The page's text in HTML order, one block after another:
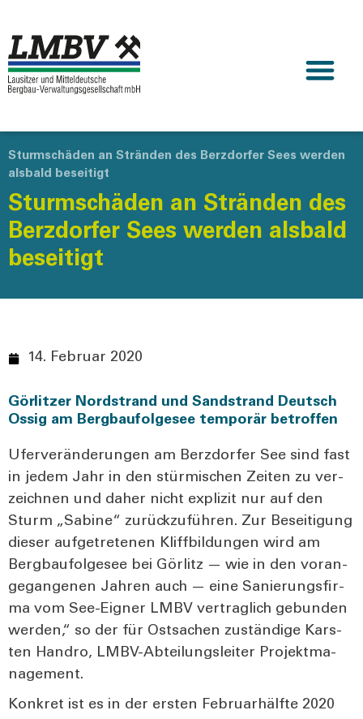
Sturmschäden an Stränden des Berzdorfer Sees werden
alsbald beseitigt
Sturmschäden an Stränden des
Berzdorfer Sees werden alsbald
beseitigt
14. Februar 2020
Görlitzer Nordstrand und Sandstrand Deutsch
Ossig am Bergbaufolgesee temporär betroffen
Ufer­ver­än­de­run­gen am Berz­dor­fer See sind fast
in jedem Jahr in den stür­mi­schen Zei­ten zu ver­
zeich­nen und daher nicht expli­zit nur auf den
Sturm „Sabi­ne“ zurück­zu­füh­ren. Zur Besei­ti­gung
die­ser auf­ge­tre­te­nen Kliff­bil­dun­gen wird am
Berg­bau­fol­ge­see bei Gör­litz — wie in den vor­an­
ge­gan­ge­nen Jah­ren auch — eine Sanie­rungs­fir­
ma vom See-Eig­ner LMBV ver­trag­lich gebun­den
wer­den,“ so der für Ost­sa­chen zustän­di­ge Kars­
ten Handro, LMBV-Abtei­lungs­lei­ter Pro­jekt­ma­
nage­ment.
Kon­kret ist es in der ers­ten Febru­ar­hälf­te 2020